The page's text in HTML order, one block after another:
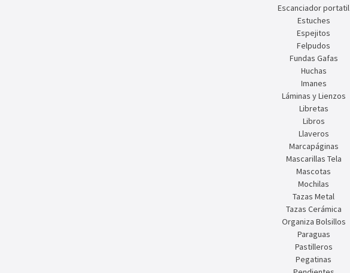
Escanciador portatil
Estuches
Espejitos
Felpudos
Fundas Gafas
Huchas
Imanes
Láminas y Lienzos
Libretas
Libros
Llaveros
Marcapáginas
Mascarillas Tela
Mascotas
Mochilas
Tazas Metal
Tazas Cerámica
Organiza Bolsillos
Paraguas
Pastilleros
Pegatinas